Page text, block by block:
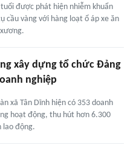
được phát hiện nhiễm khuẩn
cầu vàng với hàng loạt ổ áp xe ăn
xây dựng tổ chức Đảng
nghiệp
xã Tân Dĩnh hiện có 353 doanh
hoạt động, thu hút hơn 6.300
lao động.